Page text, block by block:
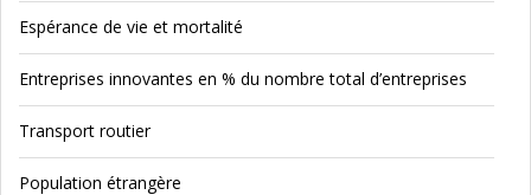
Espérance de vie et mortalité
Entreprises innovantes en % du nombre total d’entreprises
Transport routier
Population étrangère